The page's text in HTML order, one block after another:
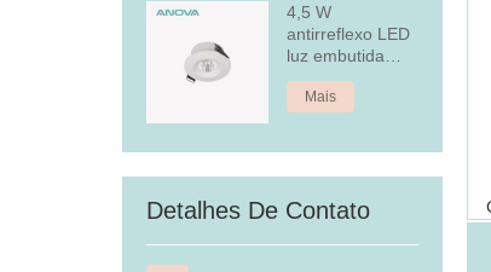
4,5 W
antirreflexo LED
luz embutida
embutida
Mais
Detalhes De Contato